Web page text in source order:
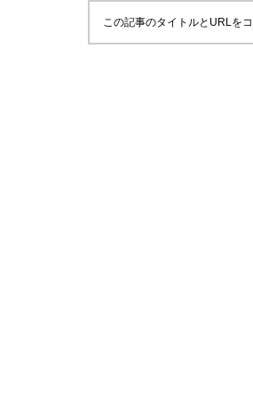
この記事のタイトルとURLを